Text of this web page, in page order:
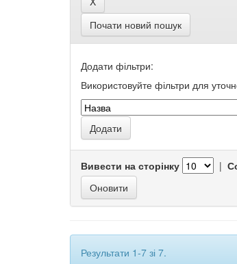
Почати новий пошук
Додати фільтри:
Використовуйте фільтри для
Вивести на сторінку |
Результати 1-7 зі 7.